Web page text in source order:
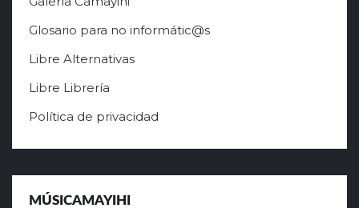
Glosario para no informátic@s
Libre Alternativas
Libre Librería
Política de privacidad
MÚSICAMAYIHI